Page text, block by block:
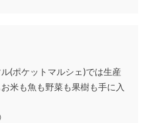
(ポケットマルシェ)では生産
米も魚も野菜も果樹も手に入